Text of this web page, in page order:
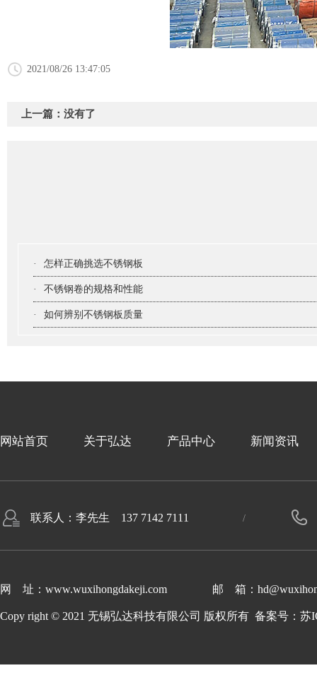
2021/08/26 13:47:05
上一篇：没有了
· 怎样正确挑选不锈钢板
· 不锈钢卷的规格和性能
· 如何辨别不锈钢板质量
网站首页 关于弘达 产品中心 新闻资讯
联系人：李先生 137 7142 7111
网 址：www.wuxihongdakeji.com 邮 箱：
Copy right © 2021 无锡弘达科技有限公司 版权所有 备案号： 苏